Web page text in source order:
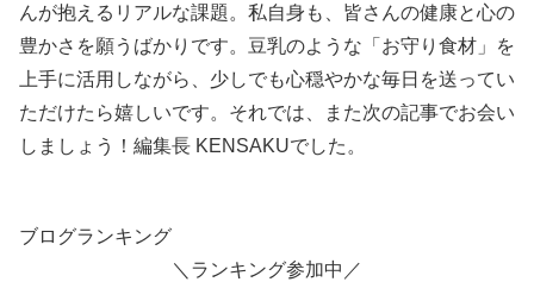
んが抱えるリアルな課題。私自身も、皆さんの健康と心の
豊かさを願うばかりです。豆乳のような「お守り食材」を
上手に活用しながら、少しでも心穏やかな毎日を送ってい
ただけたら嬉しいです。それでは、また次の記事でお会い
しましょう！編集長 KENSAKUでした。
ブログランキング
＼ランキング参加中／